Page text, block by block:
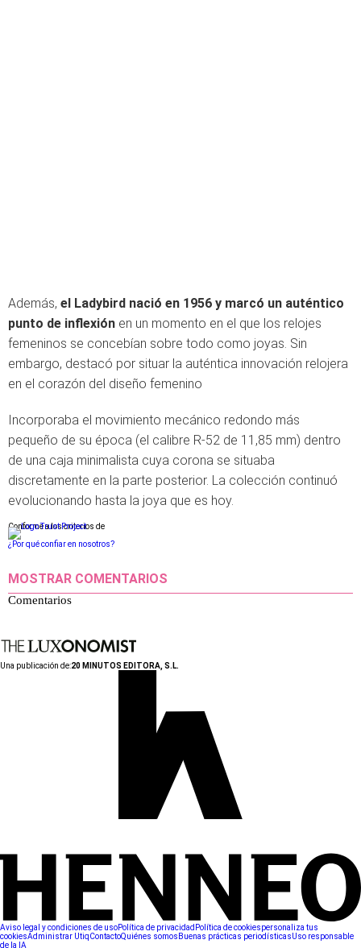
Además, el Ladybird nació en 1956 y marcó un auténtico
punto de inflexión en un momento en el que los relojes
femeninos se concebían sobre todo como joyas. Sin
embargo, destacó por situar la auténtica innovación relojera
en el corazón del diseño femenino
Incorporaba el movimiento mecánico redondo más
pequeño de su época (el calibre R-52 de 11,85 mm) dentro
de una caja minimalista cuya corona se situaba
discretamente en la parte posterior. La colección continuó
evolucionando hasta la joya que es hoy.
Conforme a los criterios de
¿Por qué confiar en nosotros?
MOSTRAR COMENTARIOS
Comentarios
Una publicación de:20 MINUTOS EDITORA, S.L.
Aviso legal y condiciones de usoPolítica de privacidad Política de cookiespersonaliza tus
cookiesAdministrar UtiqContactoQuiénes somos Buenas prácticas periodísticasUso responsable
de la IA